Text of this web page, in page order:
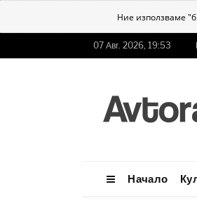
Ние използваме
07 Авг. 2026, 19:53
Начало